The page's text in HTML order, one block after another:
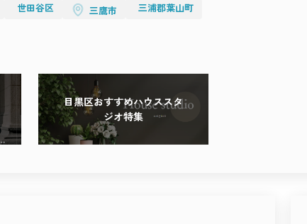
世田谷区 三鷹市
三浦郡葉山町
目黒区おすすめハウススタ
ジオ特集